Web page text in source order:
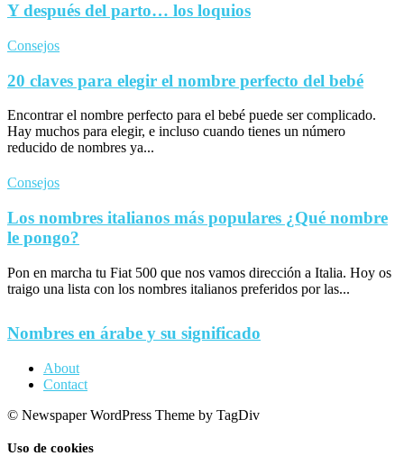
Y después del parto… los loquios
Consejos
20 claves para elegir el nombre perfecto del bebé
Encontrar el nombre perfecto para el bebé puede ser complicado.
Hay muchos para elegir, e incluso cuando tienes un número
reducido de nombres ya...
Consejos
Los nombres italianos más populares ¿Qué nombre
le pongo?
Pon en marcha tu Fiat 500 que nos vamos dirección a Italia. Hoy os
traigo una lista con los nombres italianos preferidos por las...
Nombres en árabe y su significado
About
Contact
© Newspaper WordPress Theme by TagDiv
Uso de cookies